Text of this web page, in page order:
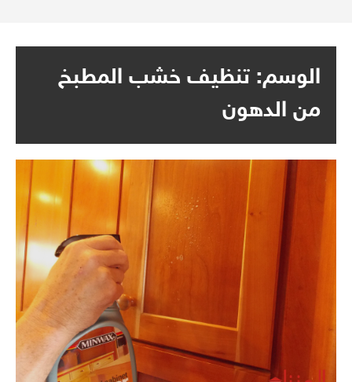
الوسم: تنظيف خشب المطبخ
من الدهون